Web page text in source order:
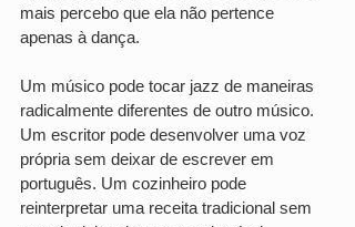
mais percebo que ela não pertence
apenas à dança.
Um músico pode tocar jazz de maneiras
radicalmente diferentes de outro músico.
Um escritor pode desenvolver uma voz
própria sem deixar de escrever em
português. Um cozinheiro pode
reinterpretar uma receita tradicional sem